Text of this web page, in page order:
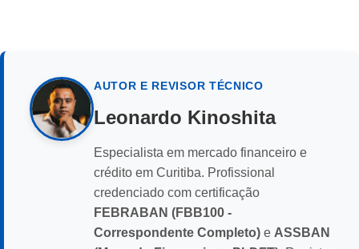
AUTOR E REVISOR TÉCNICO
Leonardo Kinoshita
Especialista em mercado financeiro e
crédito em Curitiba. Profissional
credenciado com certificação
FEBRABAN (FBB100 -
Correspondente Completo) e ASSBAN